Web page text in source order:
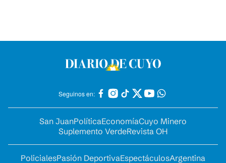
Seguinos en:
San JuanPolíticaEconomíaCuyo Minero
Suplemento VerdeRevista OH
PolicialesPasión DeportivaEspectáculosArgentina